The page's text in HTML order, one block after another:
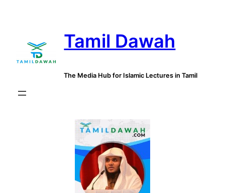
Tamil Dawah
The Media Hub for Islamic Lectures in Tamil